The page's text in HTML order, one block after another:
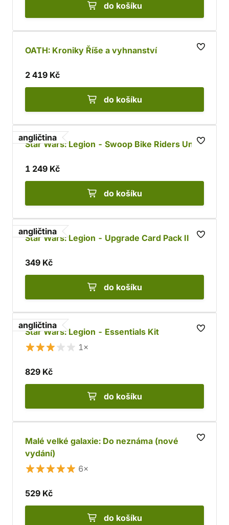
do košíku
OATH: Kroniky Říše a vyhnanství
2 419 Kč
do košíku
angličtina
Star Wars: Legion - Swoop Bike Riders Unit
1 249 Kč
do košíku
angličtina
Star Wars: Legion - Upgrade Card Pack II
349 Kč
do košíku
angličtina
Star Wars: Legion - Essentials Kit
1×
829 Kč
do košíku
Malé velké galaxie: Do neznáma (nové
vydání)
6×
529 Kč
do košíku